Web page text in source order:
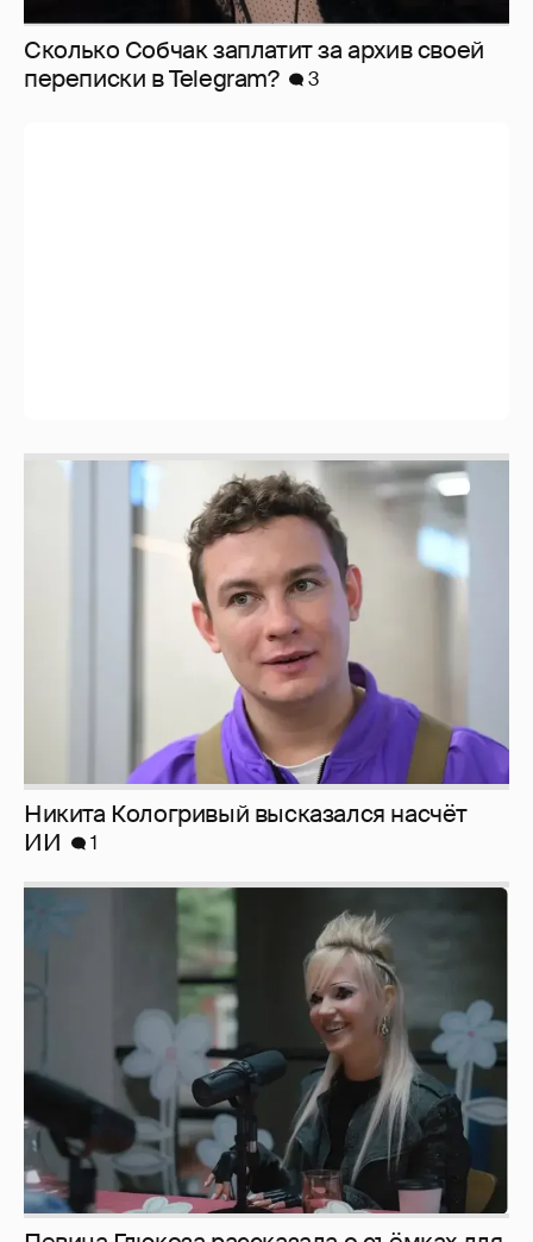
Сколько Собчак заплатит за архив своей
перeписки в Telegram?
3
Никита Кологривый высказался насчёт
Певица Глюкоза рассказала о съёмках для
эротического журнала
3